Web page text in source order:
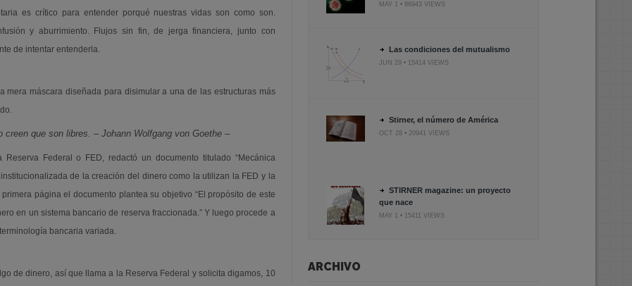
es crítico para entender porqué nuestras vidas son como son.
y aburrimiento. Flujos sin fin, de jerga financiera, junto con
de intentar entenderla.
mera máscara diseñada para disimular a una de las estructuras más
que son libres. – Johann Wolfgang von Goethe –
Federal o FED, redactó un documento titulado “Mecánica
de la creación del dinero como la utilizan la FED y la
página el documento plantea su objetivo “El propósito de este
en un sistema bancario de reserva fraccionada.” Y luego procede a
bancaria variada.
de dinero, así que llama a la Reserva Federal y solicita digamos, 10
MAY 1 • 86943 VIEWS
Las condiciones del mutualismo
JUN 29 • 15414 VIEWS
Stirner, el número de América
OCT 28 • 20941 VIEWS
STIRNER magazine: un proyecto
que nace
MAY 1 • 15411 VIEWS
ARCHIVO